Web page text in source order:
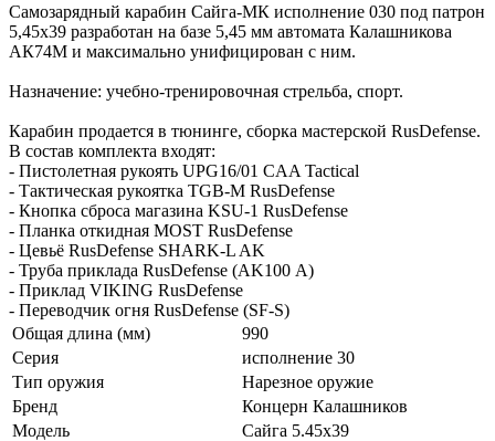
Самозарядный карабин Сайга-МК исполнение 030 под патрон
5,45х39 разработан на базе 5,45 мм автомата Калашникова
АК74М и максимально унифицирован с ним.
Назначение: учебно-тренировочная стрельба, спорт.
Карабин продается в тюнинге, сборка мастерской RusDefense.
В состав комплекта входят:
- Пистолетная рукоять UPG16/01 CAA Tactical
- Тактическая рукоятка TGB-M RusDefense
- Кнопка сброса магазина KSU-1 RusDefense
- Планка откидная MOST RusDefense
- Цевьё RusDefense SHARK-L AK
- Труба приклада RusDefense (AK100 А)
- Приклад VIKING RusDefense
- Переводчик огня RusDefense (SF-S)
Общая длина (мм)
990
Серия
исполнение 30
Тип оружия
Нарезное оружие
Бренд
Концерн Калашников
Модель
Сайга 5.45х39